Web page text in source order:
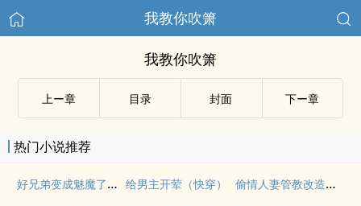
我教你吹箫
我教你吹箫
上ー章 目录 封面 下ー章
热门小说推荐
好兄弟变成魅魔了怎幺办 给男主开荤（快穿）
偷情人妻管教改造实录